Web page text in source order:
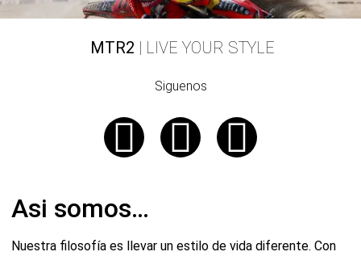
MTR2 | LIVE YOUR STYLE
Siguenos
Asi somos…
Nuestra filosofía es llevar un estilo de vida diferente. Con